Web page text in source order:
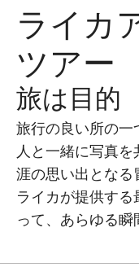
ライカ
ツアー
旅は目的
旅行の良い所の
人と一緒に写真
涯の思い出となる
ライカが提供す
って、あらゆる瞬